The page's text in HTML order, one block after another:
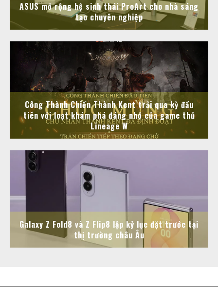
ASUS mở rộng hệ sinh thái ProArt cho nhà sáng
tạo chuyên nghiệp
Công Thành Chiến Thành Kent trải qua kỳ đầu
tiên với loạt khám phá đáng nhớ của game thủ
Lineage W
Galaxy Z Fold8 và Z Flip8 lập kỷ lục đặt trước tại
thị trường châu Âu